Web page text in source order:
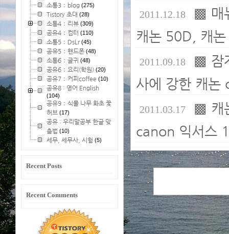
소통3：blog (275)
Tistory 초대 (28)
소통4：리뷰 (309)
공유4：컴터 (110)
소통5：DsLr(45)
공유5：핸드폰 (48)
소통6：글귀 (48)
공유6：요리(학원) (20)
공유7：커피coffee (10)
공유8 : 영어 English
(104)
공유9：식물 나무 화초 꽃
허브 (17)
공유 : 우리말공부 한글 맞
춤법 (10)
세무, 세무사, 시험 (5)
Recent Posts
Recent Comments
2011.12.18 ▩ 매
캐논 50D, 캐
2011.09.18 ▩ 잠
사에 강한 캐
2011.03.17 ▩ 캐
canon 익서스